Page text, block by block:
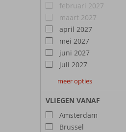
februari 2027
maart 2027
april 2027
mei 2027
juni 2027
juli 2027
augustus
2027
september
2027
oktober
2027
meer opties
VLIEGEN VANAF
Amsterdam
Brussel